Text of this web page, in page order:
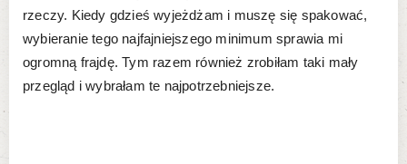
rzeczy. Kiedy gdzieś wyjeżdżam i muszę się spakować,
wybieranie tego najfajniejszego minimum sprawia mi
ogromną frajdę. Tym razem również zrobiłam taki mały
przegląd i wybrałam te najpotrzebniejsze.